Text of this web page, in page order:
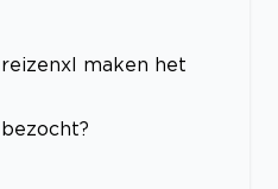
maken het